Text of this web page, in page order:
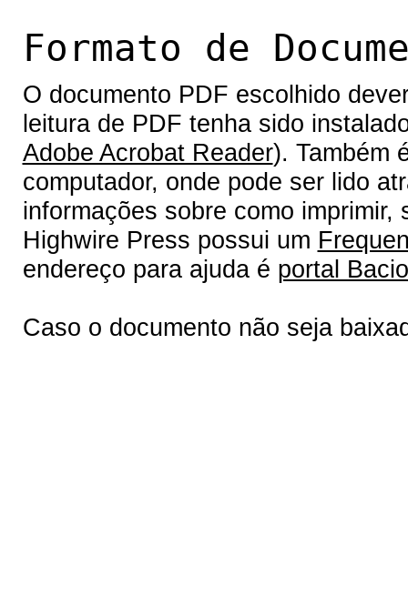
Formato de
O documento PDF escolhido
leitura de PDF tenha sido
Adobe Acrobat Reader). Também
computador, onde pode ser lido
informações sobre como
Highwire Press possui um
endereço para ajuda é portal
Caso o documento não seja